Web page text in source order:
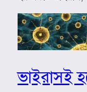
ভাইরাসই